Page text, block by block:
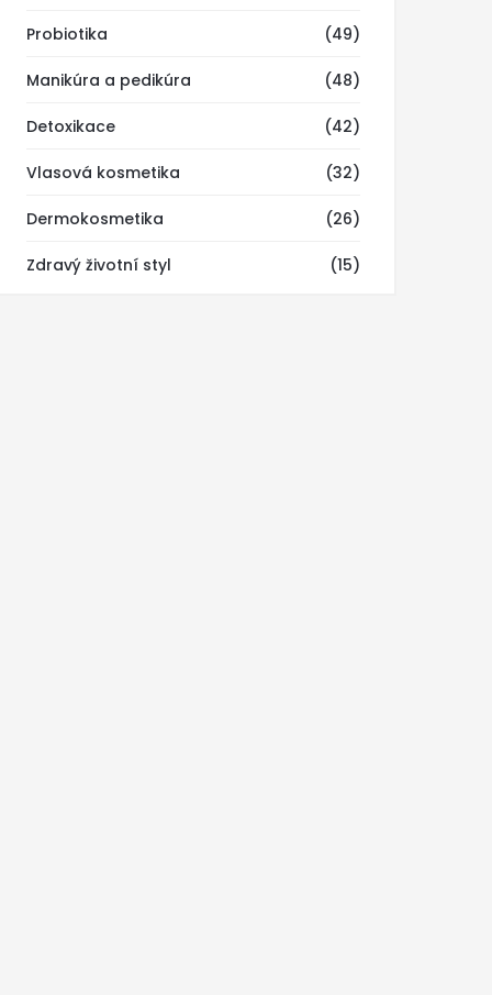
Probiotika (49)
Manikúra a pedikúra (48)
Detoxikace (42)
Vlasová kosmetika (32)
Dermokosmetika (26)
Zdravý životní styl (15)